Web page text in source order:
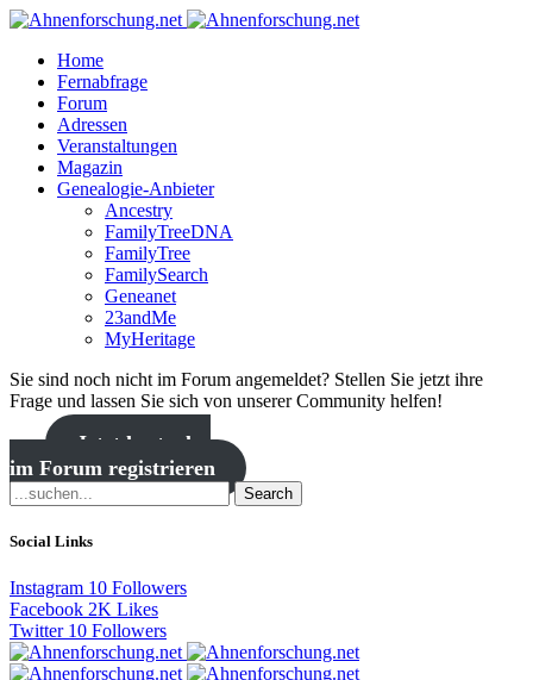
Home
Fernabfrage
Forum
Adressen
Veranstaltungen
Magazin
Genealogie-Anbieter
Ancestry
FamilyTreeDNA
FamilyTree
FamilySearch
Geneanet
23andMe
MyHeritage
Sie sind noch nicht im Forum angemeldet? Stellen Sie jetzt ihre
Frage und lassen Sie sich von unserer Community helfen!
Jetzt kostenlos
im Forum registrieren
Search
Social Links
Instagram 10 Followers
Facebook 2K Likes
Twitter 10 Followers